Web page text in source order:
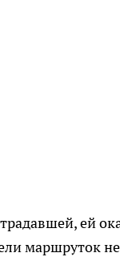
ей
маршруток